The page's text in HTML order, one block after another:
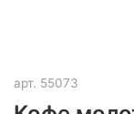
арт. 55073